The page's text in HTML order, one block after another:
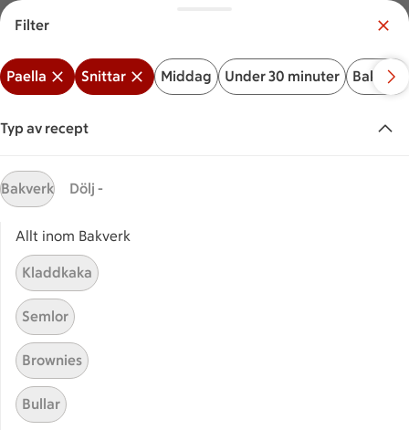
Meny Logga in
Vilken är din butik? Välj butik
Start
Sök ingrediens eller recept
Inga förslag
Paella
ReceptVisar 0 stycken
(0)
Filter
Paella Snittar Middag Under 30 minuter Bakverk
Typ av recept
Bakverk Dölj -
Allt inom Bakverk
Kladdkaka
Semlor
Brownies
Bullar